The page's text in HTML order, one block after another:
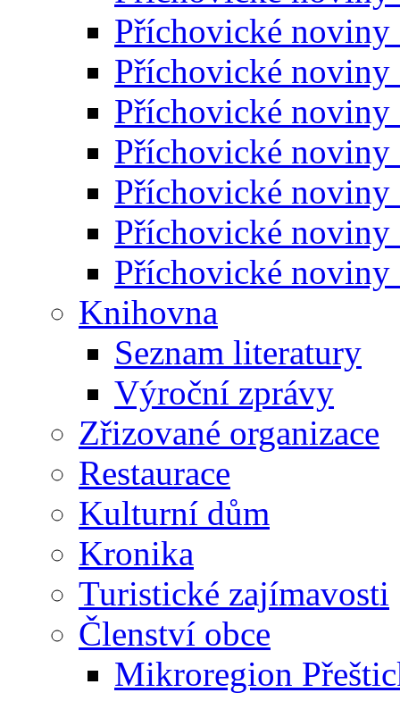
Příchovické noviny
Příchovické noviny
Příchovické noviny
Příchovické noviny
Příchovické noviny
Příchovické noviny
Příchovické noviny
Knihovna
Seznam literatury
Výroční zprávy
Zřizované organizace
Restaurace
Kulturní dům
Kronika
Turistické zajímavosti
Členství obce
Mikroregion